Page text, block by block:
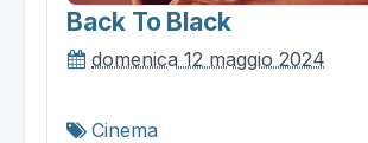
Back To Black
domenica 12 maggio 2024
Cinema